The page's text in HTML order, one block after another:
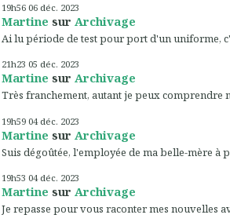
19h56 06 déc. 2023
Martine sur Archivage
Ai lu période de test pour port d'un uniforme,
21h23 05 déc. 2023
Martine sur Archivage
Très franchement, autant je peux comprendre
19h59 04 déc. 2023
Martine sur Archivage
Suis dégoûtée, l'employée de ma belle-mère à
19h53 04 déc. 2023
Martine sur Archivage
Je repasse pour vous raconter mes nouvelles